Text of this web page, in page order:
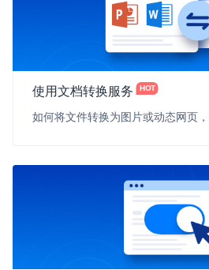
NEW
低代码集成、灵活定制、超低延时的
使用文档转换服务 HOT
如何将文件转换为图片或动态网页，